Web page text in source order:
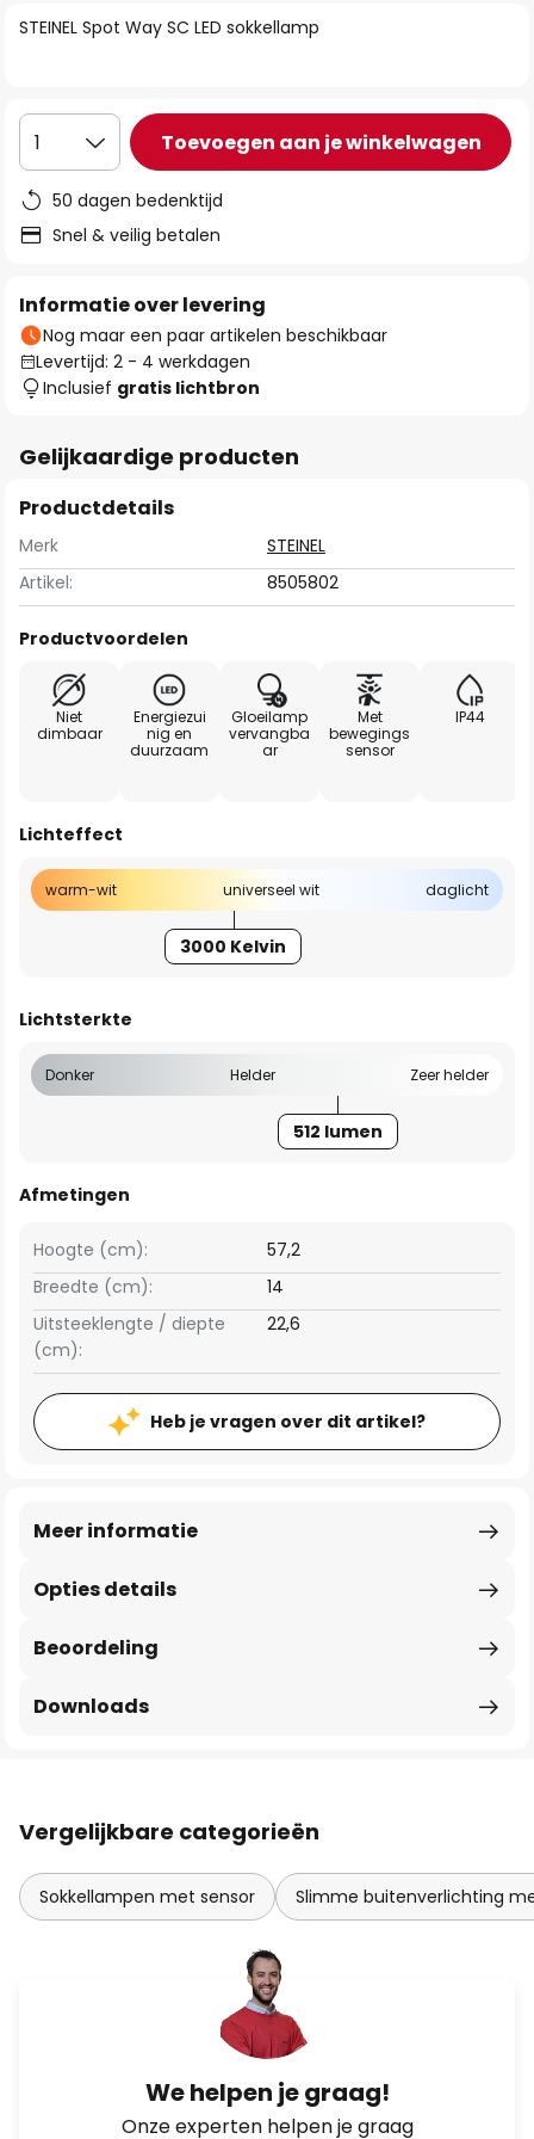
de
STEINEL Spot Way SC LED sokkellamp
1 Toevoegen aan je winkelwagen
50 dagen bedenktijd
Snel & veilig betalen
Informatie over levering
Nog maar een paar artikelen beschikbaar
Levertijd: 2 - 4 werkdagen
Inclusief gratis lichtbron
Gelijkaardige producten
Productdetails
Merk
STEINEL
Artikel:
8505802
Productvoordelen
Niet
dimbaar
Energiezui
nig en
duurzaam
Gloeilamp
vervangba
ar
Met
bewegings
sensor
IP44
Lichteffect
warm-wit universeel wit daglicht
3000 Kelvin
Lichtsterkte
Donker Helder Zeer helder
512 lumen
Afmetingen
Breedte (cm): 14
Hoogte (cm): 57,2
Uitsteeklengte / diepte
(cm):
22,6
Heb je vragen over dit artikel?
Opties details
Meer informatie
Beoordeling
Downloads
Vergelijkbare categorieën
Sokkellampen met sensor Slimme buitenverlichting
We helpen je graag!
Onze experten helpen je graag